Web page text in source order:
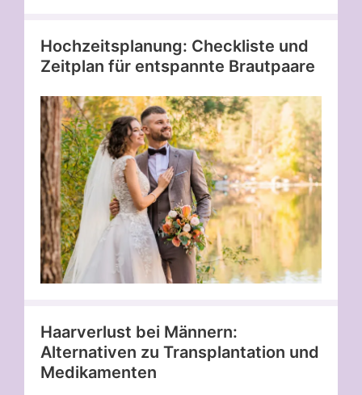
Hochzeitsplanung: Checkliste und
Zeitplan für entspannte Brautpaare
Haarverlust bei Männern:
Alternativen zu Transplantation und
Medikamenten